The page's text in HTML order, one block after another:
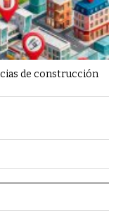
de construcción